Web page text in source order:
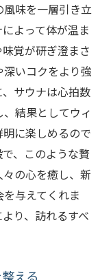
味を一層引き立
よって体が温ま
覚が研ぎ澄まさ
いコクをより強
サウナは心拍数
結果としてウィ
に楽しめるので
、このような贅
の心を癒し、新
与えてくれま
り、訪れるすべ
える